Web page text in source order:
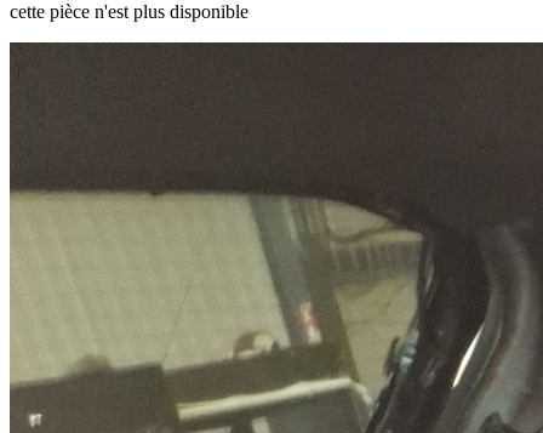
cette pièce n'est plus disponible